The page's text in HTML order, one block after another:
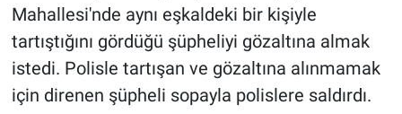
Mahallesi'nde aynı eşkaldeki bir kişiyle
tartıştığını gördüğü şüpheliyi gözaltına almak
istedi. Polisle tartışan ve gözaltına alınmamak
için direnen şüpheli sopayla polislere saldırdı.
Programlar